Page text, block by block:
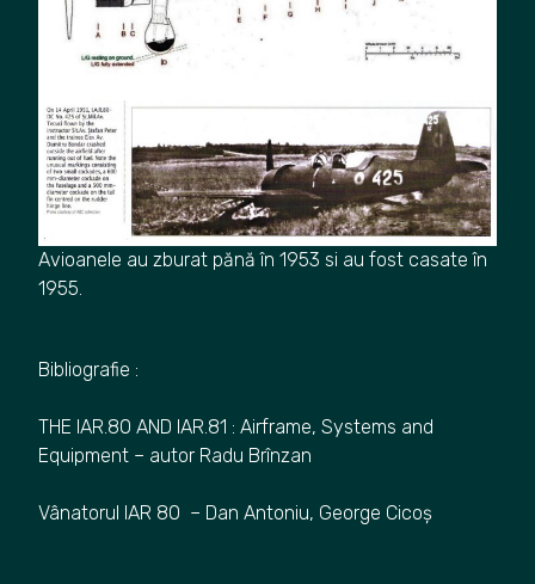
Avioanele au zburat pănă în 1953 si au fost casate în
1955.
Bibliografie :
THE IAR.80 AND IAR.81 : Airframe, Systems and
Equipment – autor Radu Brînzan
Vânatorul IAR 80 – Dan Antoniu, George Cicoș